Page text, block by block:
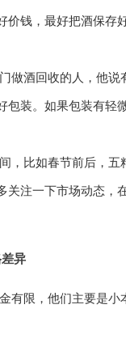
价钱，最好把酒保存
做酒回收的人，他说
包装。如果包装有轻
，比如春节前后，五
关注一下市场动态，
异
有限，他们主要是小